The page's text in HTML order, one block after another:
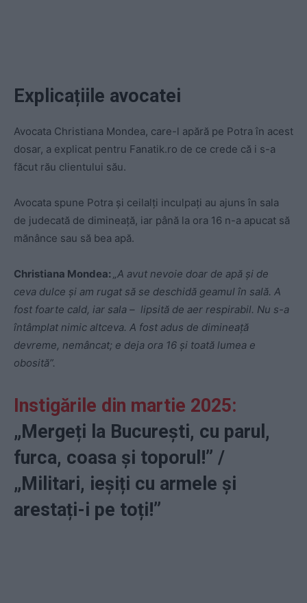
Explicațiile avocatei
Avocata Christiana Mondea, care-l apără pe Potra în acest
dosar, a explicat pentru Fanatik.ro de ce crede că i s-a
făcut rău clientului său.
Avocata spune Potra și ceilalți inculpați au ajuns în sala
de judecată de dimineață, iar până la ora 16 n-a apucat să
mănânce sau să bea apă.
Christiana Mondea: „A avut nevoie doar de apă și de
ceva dulce și am rugat să se deschidă geamul în sală. A
fost foarte cald, iar sala – lipsită de aer respirabil. Nu s-a
întâmplat nimic altceva. A fost adus de dimineață
devreme, nemâncat; e deja ora 16 și toată lumea e
obosită”.
Instigările din martie 2025:
„Mergeți la București, cu parul,
furca, coasa și toporul!” /
„Militari, ieșiți cu armele și
arestați-i pe toți!”